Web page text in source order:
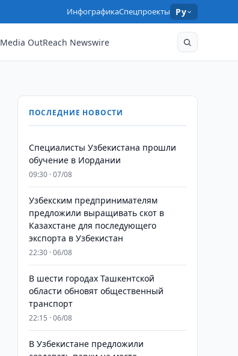
ИнфографикаСпецпроекты Ру
Media OutReach Newswire
ПОСЛЕДНИЕ НОВОСТИ
Специалисты Узбекистана прошли
обучение в Иордании
09:30 · 07/08
Узбекским предпринимателям
предложили выращивать скот в
Казахстане для последующего
экспорта в Узбекистан
22:30 · 06/08
В шести городах Ташкентской
области обновят общественный
транспорт
22:15 · 06/08
В Узбекистане предложили